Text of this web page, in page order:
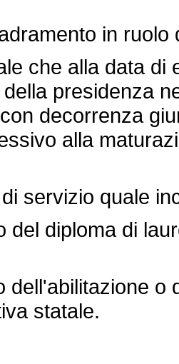
in ruolo
che alla data di
presidenza
decorrenza
alla
servizio quale
diploma di
o
statale.